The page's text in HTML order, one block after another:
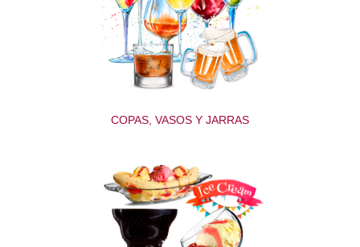
COPAS, VASOS Y JARRAS